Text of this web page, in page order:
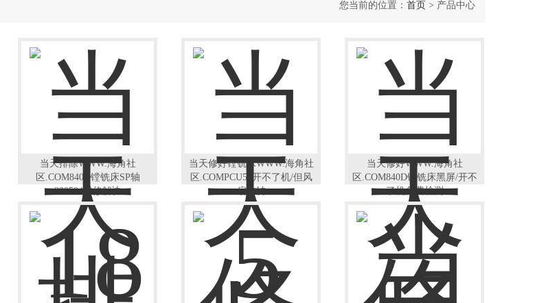
您当前的位置： 首页 > 产品中心
当天排除WWW.海角社
区.COM840D镗铣床SP轴
300504维修解决
当天修好镗铣床WWW.海角社
区.COMPCU50开不了机/但风
扇在转
当天修好WWW.海角社
区.COM840D镗铣床黑屏/开不
了机免费检测